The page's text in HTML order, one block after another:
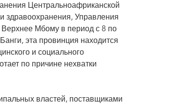
Центральноафриканской
здравоохранения, Управления
Мбому в период с 8 по
эта провинция находится
и социального
по причине нехватки
властей, поставщиками